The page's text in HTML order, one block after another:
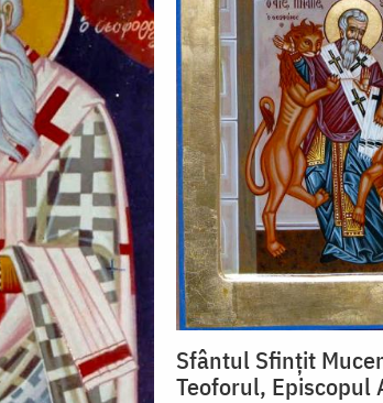
Sfântul Sfințit
Teoforul, Episcopul